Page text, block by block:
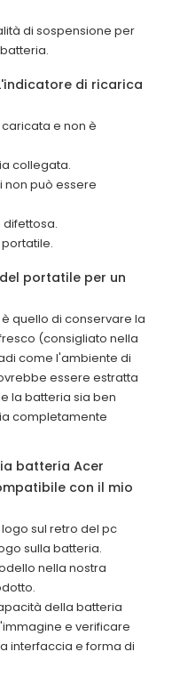
di sospensione per
di ricarica
e non è
collegata.
non può essere
portatile per un
quello di conservare la
(consigliato nella
come l'ambiente di
essere estratta
la batteria sia ben
completamente
batteria Acer
con il mio
sul retro del pc
sulla batteria.
nella nostra
della batteria
e verificare
interfaccia e forma di